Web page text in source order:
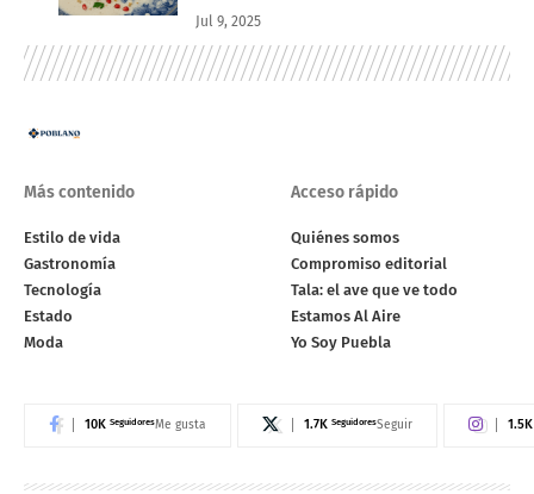
Jul 9, 2025
Más contenido
Estilo de vida
Gastronomía
Tecnología
Estado
Moda
Acceso rápido
Quiénes somos
Compromiso editorial
Tala: el ave que ve todo
Estamos Al Aire
Yo Soy Puebla
10K SeguidoresMe gusta 1.7K SeguidoresSeguir 1.5K